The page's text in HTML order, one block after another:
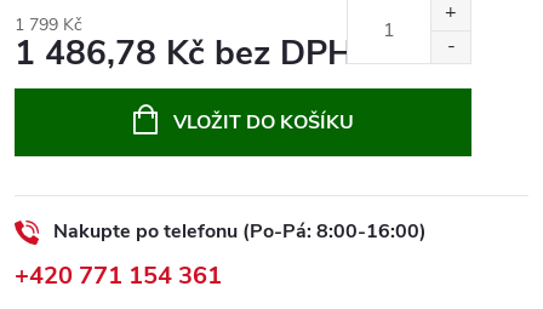
1 799 Kč
1 486,78 Kč bez DPH
VLOŽIT DO KOŠÍKU
Nakupte po telefonu (Po-Pá: 8:00-16:00)
+420 771 154 361